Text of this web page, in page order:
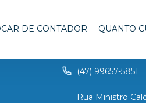
DE CONTADOR QUANTO
(47) 99657-5851
Rua Ministro